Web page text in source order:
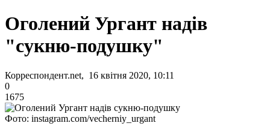
Оголений Ургант надів
"сукню-подушку"
Корреспондент.net, 16 квітня 2020, 10:11
0
1675
Фото: instagram.com/vecherniy_urgant